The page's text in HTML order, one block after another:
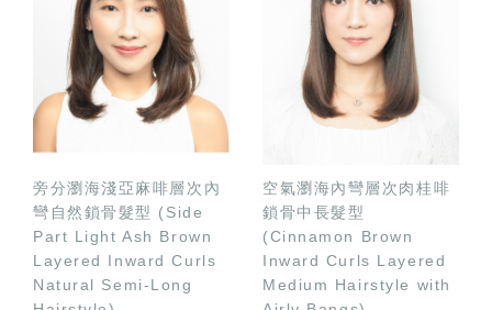
旁分瀏海淺亞麻啡層次內
彎自然鎖骨髮型 (Side
Part Light Ash Brown
Layered Inward Curls
Natural Semi-Long
空氣瀏海內彎層次肉桂啡
鎖骨中長髮型
(Cinnamon Brown
Inward Curls Layered
Medium Hairstyle with